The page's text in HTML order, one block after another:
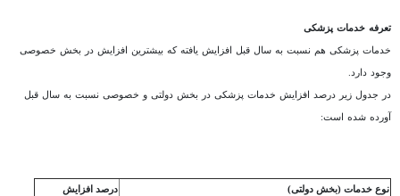
تعرفه خدمات پزشکی
خدمات پزشکی هم نسبت به سال قبل افزایش یافته که بیشترین افزایش در بخش خصوصی
وجود دارد.
در جدول زیر درصد افزایش خدمات پزشکی در بخش دولتی و خصوصی نسبت به سال قبل
آورده شده است:
نوع خدمات (بخش دولتی) درصد افزایش